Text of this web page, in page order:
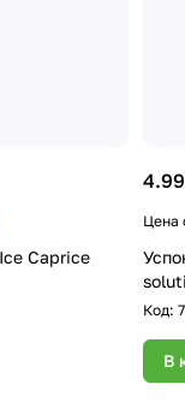
Caprice
Цена
Код:
В